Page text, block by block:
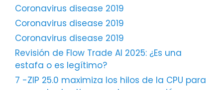
Coronavirus disease 2019
Coronavirus disease 2019
Coronavirus disease 2019
Revisión de Flow Trade AI 2025: ¿Es una
estafa o es legítimo?
7 -ZIP 25.0 maximiza los hilos de la CPU para